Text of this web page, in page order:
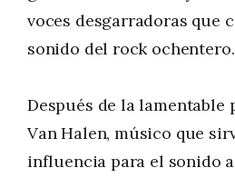
voces desgarradoras que
sonido del rock ochentero.
Después de la lamentable
Van Halen, músico que
influencia para el sonido